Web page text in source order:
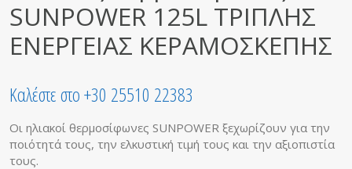
SUNPOWER 125L ΤΡΙΠΛΗΣ
ΕΝΕΡΓΕΙΑΣ ΚΕΡΑΜΟΣΚΕΠΗΣ
Καλέστε στο +30 25510 22383
Οι ηλιακοί θερμοσίφωνες SUNPOWER ξεχωρίζουν για την
ποιότητά τους, την ελκυστική τιμή τους και την αξιοπιστία
τους.